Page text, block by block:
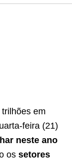
em
feira (21)
neste ano
os setores